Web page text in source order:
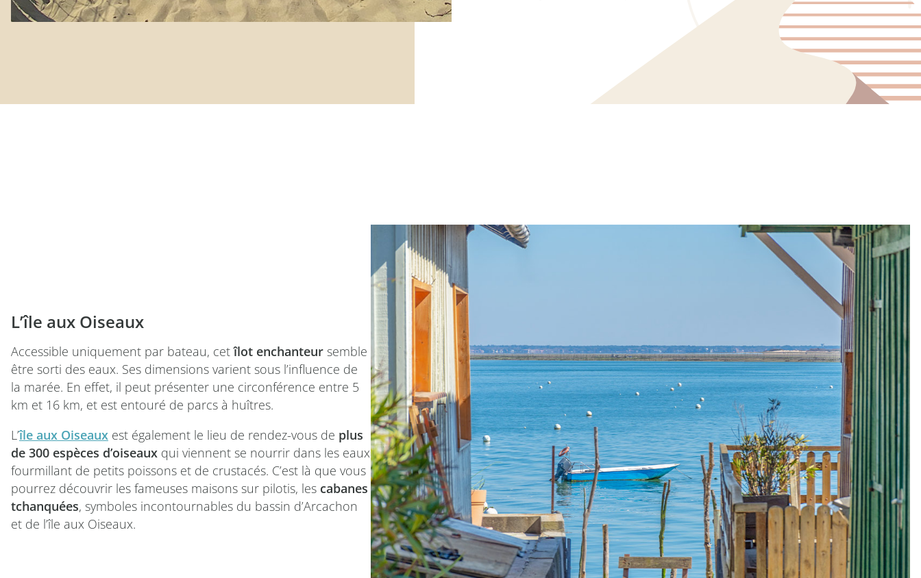
L’île aux Oiseaux
Accessible uniquement par bateau, cetîlot enchanteur semble
être sorti des eaux. Ses dimensions varient sous l’influence de
la marée. En effet, il peut présenter une circonférence entre 5
km et 16 km, et est entouré de parcs à huîtres.
L’île aux Oiseaux est également le lieu de rendez-vous de plus
de 300 espèces d’oiseaux qui viennent se nourrir dans les eaux
fourmillant de petits poissons et de crustacés. C’est là que vous
pourrez découvrir les fameuses maisons sur pilotis, les cabanes
tchanquées, symboles incontournables du bassin d’Arcachon
et de l’île aux Oiseaux.